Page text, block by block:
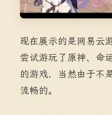
现在展示的是网易云
尝试游玩了原神、命
的游戏，当然由于不
流畅的。